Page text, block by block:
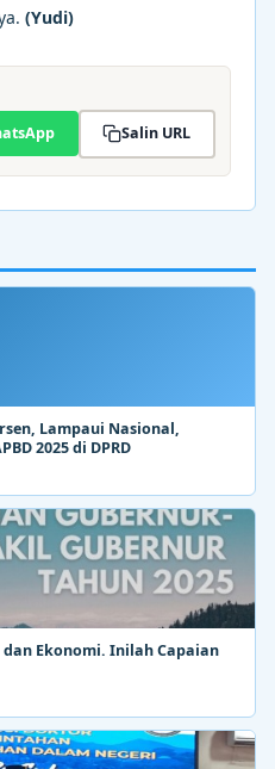
(Yudi)
Salin URL
Lampaui Nasional,
2025 di DPRD
dan Ekonomi. Inilah Capaian